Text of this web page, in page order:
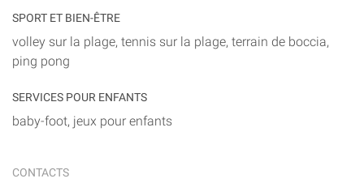
SPORT ET BIEN-ÊTRE
volley sur la plage, tennis sur la plage, terrain de boccia,
ping pong
SERVICES POUR ENFANTS
baby-foot, jeux pour enfants
CONTACTS